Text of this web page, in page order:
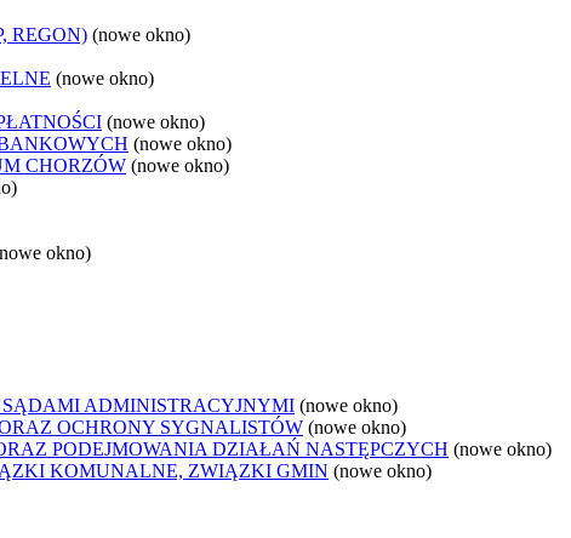
REGON) (nowe okno)
(nowe okno)
(nowe okno)
(nowe okno)
CHORZÓW (nowe okno)
okno)
SĄDAMI ADMINISTRACYJNYMI (nowe okno)
OCHRONY SYGNALISTÓW (nowe okno)
PODEJMOWANIA DZIAŁAŃ NASTĘPCZYCH (nowe okno)
KOMUNALNE, ZWIĄZKI GMIN (nowe okno)